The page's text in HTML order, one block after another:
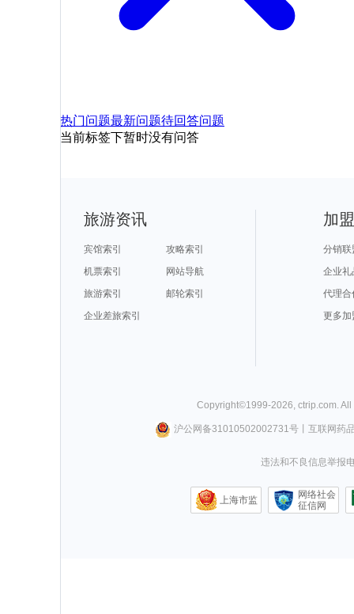
热门问题最新问题待回答问题
当前标签下暂时没有问答
旅游资讯
宾馆索引
攻略索引
机票索引
网站导航
旅游索引
邮轮索引
企业差旅索引
加
分销联
企业礼
代理合
更多加
Copyright©1999-2026, ctrip.com.
沪公网备31010502002731号丨 互联网药
违法和不良信息举报
上海市监
网络社会
征信网